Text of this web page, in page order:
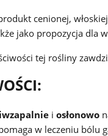
cenionej,
jako propozycja dla
tej rośliny
i osłonowo
w leczeniu bólu